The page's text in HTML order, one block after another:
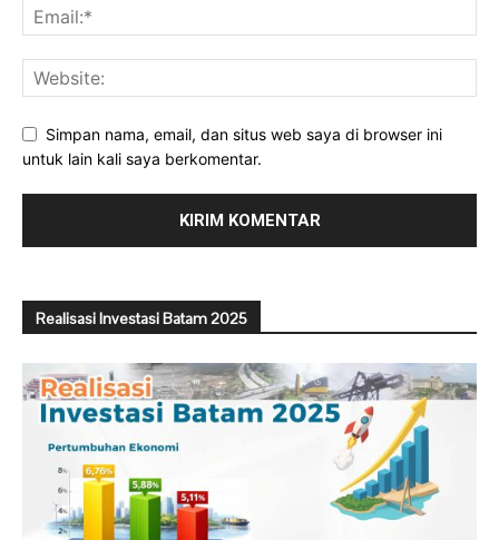
Simpan nama, email, dan situs web saya di browser ini
untuk lain kali saya berkomentar.
Realisasi Investasi Batam 2025